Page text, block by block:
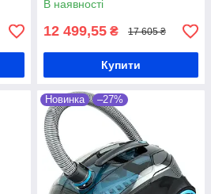
В наявності
12 499,55 ₴ 17 605 ₴
Купити
Новинка –27%